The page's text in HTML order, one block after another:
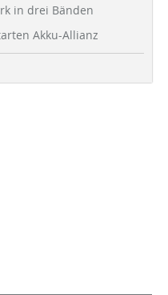
in drei Bänden
Akku-Allianz